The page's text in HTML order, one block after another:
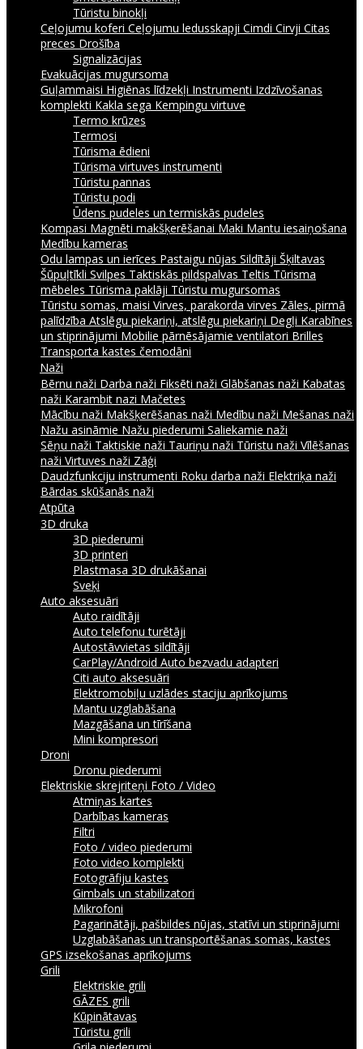
Tūristu binokļi
Ceļojumu koferi Ceļojumu ledusskapji Cimdi Cirvji Citas
preces Drošība
Signalizācijas
Evakuācijas mugursoma
Guļammaisi Higiēnas līdzekļi Instrumenti Izdzīvošanas
komplekti Kakla sega Kempingu virtuve
Termo krūzes
Termosi
Tūrisma ēdieni
Tūrisma virtuves instrumenti
Tūristu pannas
Tūristu podi
Ūdens pudeles un termiskās pudeles
Kompasi Magnēti makšķerēšanai Maki Mantu iesaiņošana
Medību kameras
Odu lampas un ierīces Pastaigu nūjas Sildītāji Šķiltavas
Šūpuļtīkli Svilpes Taktiskās pildspalvas Teltis Tūrisma
mēbeles Tūrisma paklāji Tūristu mugursomas
Tūristu somas, maisi Virves, parakorda virves Zāles, pirmā
palīdzība Atslēgu piekariņi, atslēgu piekariņi Degļi Karabīnes
un stiprinājumi Mobilie pārnēsājamie ventilatori Brilles
Transporta kastes čemodāni
Naži
Bērnu naži Darba naži Fiksēti naži Glābšanas naži Kabatas
naži Karambit nazi Mačetes
Mācību naži Makšķerēšanas naži Medību naži Mešanas naži
Nažu asināmie Nažu piederumi Saliekamie naži
Sēņu naži Taktiskie naži Tauriņu naži Tūristu naži Vīlēšanas
naži Virtuves naži Zāģi
Daudzfunkciju instrumenti Roku darba naži Elektriķa naži
Bārdas skūšanās naži
Atpūta
3D druka
3D piederumi
3D printeri
Plastmasa 3D drukāšanai
Sveķi
Auto aksesuāri
Auto raidītāji
Auto telefonu turētāji
Autostāvvietas sildītāji
CarPlay/Android Auto bezvadu adapteri
Citi auto aksesuāri
Elektromobiļu uzlādes staciju aprīkojums
Mantu uzglabāšana
Mazgāšana un tīrīšana
Mini kompresori
Droni
Dronu piederumi
Elektriskie skrejriteņi Foto / Video
Atmiņas kartes
Darbības kameras
Filtri
Foto / video piederumi
Foto video komplekti
Fotogrāfiju kastes
Gimbals un stabilizatori
Mikrofoni
Pagarinātāji, pašbildes nūjas, statīvi un stiprinājumi
Uzglabāšanas un transportēšanas somas, kastes
GPS izsekošanas aprīkojums
Grili
Elektriskie grili
GĀZES grili
Kūpinātavas
Tūristu grili